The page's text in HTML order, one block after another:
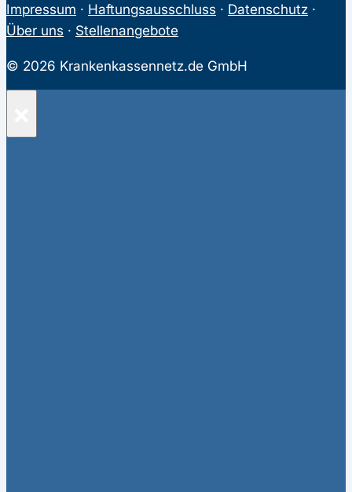
Impressum · Haftungsausschluss · Datenschutz ·
Über uns · Stellenangebote
© 2026 Krankenkassennetz.de GmbH